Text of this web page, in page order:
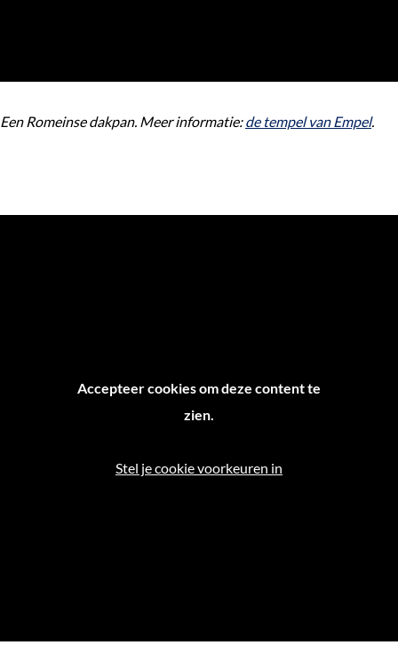
Een Romeinse dakpan. Meer informatie:de tempel van Empel.
Accepteer cookies om deze content te
zien.
Stel je cookie voorkeuren in